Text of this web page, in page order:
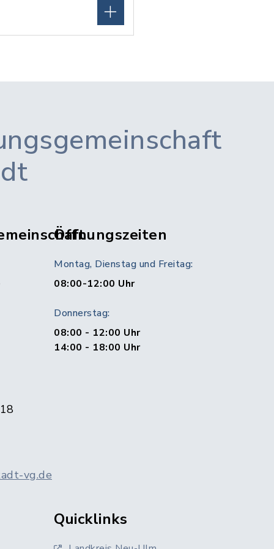
vg.de
Öffnungszeiten
Montag, Dienstag und Freitag:
08:00-12:00 Uhr
Donnerstag:
08:00 - 12:00 Uhr
14:00 - 18:00 Uhr
Quicklinks